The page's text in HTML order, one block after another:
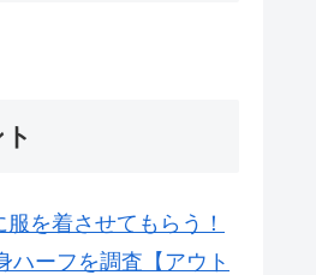
を着させてもらう！
ハーフを調査【アウト